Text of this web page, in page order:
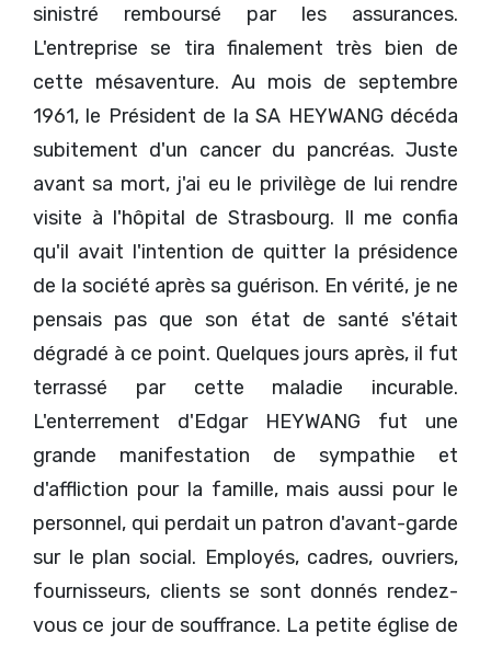
sinistré remboursé par les assurances.
L'entreprise se tira finalement très bien de
cette mésaventure. Au mois de septembre
1961, le Président de la SA HEYWANG décéda
subitement d'un cancer du pancréas. Juste
avant sa mort, j'ai eu le privilège de lui rendre
visite à l'hôpital de Strasbourg. Il me confia
qu'il avait l'intention de quitter la présidence
de la société après sa guérison. En vérité, je ne
pensais pas que son état de santé s'était
dégradé à ce point. Quelques jours après, il fut
terrassé par cette maladie incurable.
L'enterrement d'Edgar HEYWANG fut une
grande manifestation de sympathie et
d'affliction pour la famille, mais aussi pour le
personnel, qui perdait un patron d'avant-garde
sur le plan social. Employés, cadres, ouvriers,
fournisseurs, clients se sont donnés rendez-
vous ce jour de souffrance. La petite église de